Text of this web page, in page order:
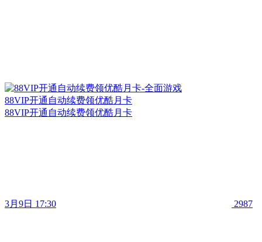
88VIP开通自动续费领优酷月卡
88VIP开通自动续费领优酷月卡
3月9日 17:30 2987